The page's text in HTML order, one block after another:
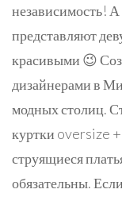
независимость!
представляют
красивыми 😉
дизайнерами в
модных столиц.
куртки oversize
струящиеся
обязательны.